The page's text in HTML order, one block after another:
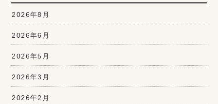
2026年8月
2026年6月
2026年5月
2026年3月
2026年2月